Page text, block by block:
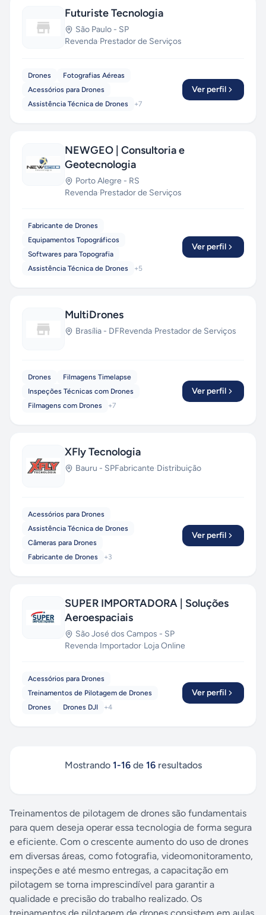
Futuriste Tecnologia
São Paulo - SP
Revenda·Prestador de Serviços
Drones
Fotografias Aéreas
Acessórios para Drones
Assistência Técnica de Drones
+7
Ver perfil
NEWGEO | Consultoria e
Geotecnologia
Porto Alegre - RS
Revenda·Prestador de Serviços
Fabricante de Drones
Equipamentos Topográficos
Softwares para Topografia
Assistência Técnica de Drones
+5
Ver perfil
MultiDrones
Brasília - DFRevenda·Prestador de Serviços
Drones
Filmagens Timelapse
Inspeções Técnicas com Drones
Filmagens com Drones
+7
Ver perfil
XFly Tecnologia
Bauru - SPFabricante·Distribuição
Acessórios para Drones
Assistência Técnica de Drones
Câmeras para Drones
Fabricante de Drones
+3
Ver perfil
SUPER IMPORTADORA | Soluções
Aeroespaciais
São José dos Campos - SP
Revenda·Importador·Loja Online
Acessórios para Drones
Treinamentos de Pilotagem de Drones
Drones
Drones DJI +4
Ver perfil
Mostrando 1-16de 16resultados
Treinamentos de pilotagem de drones são fundamentais
para quem deseja operar essa tecnologia de forma segura
e eficiente. Com o crescente aumento do uso de drones
em diversas áreas, como fotografia, videomonitoramento,
inspeções e até mesmo entregas, a capacitação em
pilotagem se torna imprescindível para garantir a
qualidade e precisão do trabalho realizado. Os